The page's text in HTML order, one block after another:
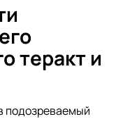
теракт и
подозреваемый